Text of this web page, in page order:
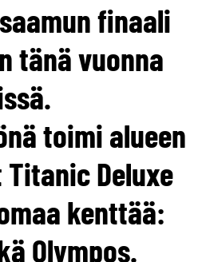
finaali
tänä vuonna
toimi alueen
Deluxe
kenttää:
Olympos.